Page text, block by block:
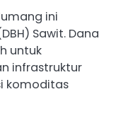
ini
Sawit. Dana
untuk
infrastruktur
komoditas